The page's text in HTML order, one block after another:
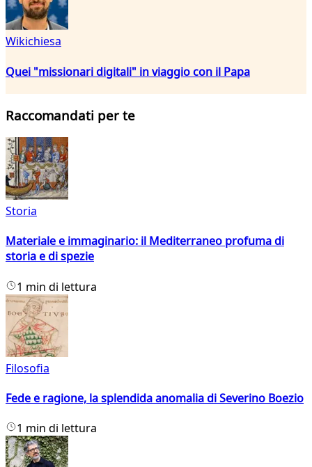
Wikichiesa
Quei "missionari digitali" in viaggio con il Papa
Raccomandati per te
Storia
Materiale e immaginario: il Mediterraneo profuma di
storia e di spezie
1 min di lettura
Filosofia
Fede e ragione, la splendida anomalia di Severino Boezio
1 min di lettura